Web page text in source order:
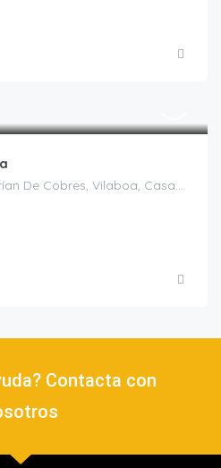
Santradán Nº 71 San Adrían De Cobres, Vilaboa, Casas Rurales en Pontevedra, España
Contacta con